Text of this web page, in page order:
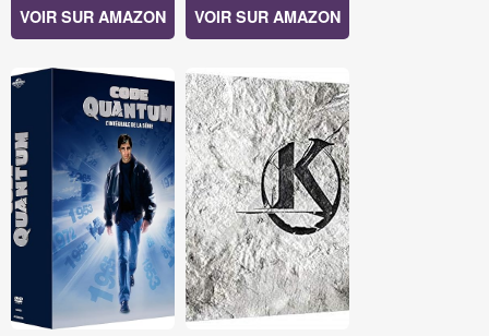
VOIR SUR AMAZON VOIR SUR AMAZON